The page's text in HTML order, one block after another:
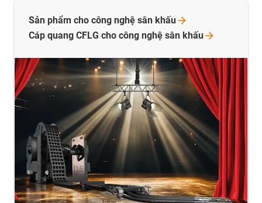
Sản phẩm cho công nghệ sân khấu
Cáp quang CFLG cho công nghệ sân khấu